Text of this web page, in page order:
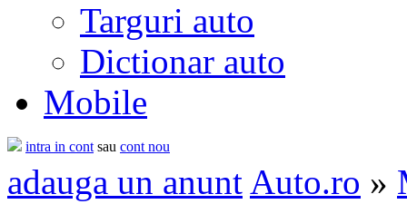
Targuri auto
Dictionar auto
Mobile
intra in cont sau cont nou
adauga un anunt Auto.ro »